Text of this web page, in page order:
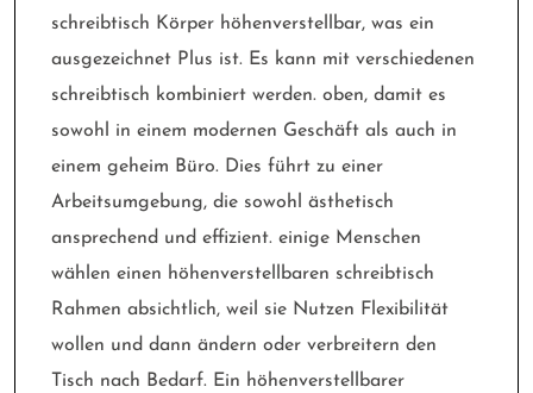
schreibtisch Körper höhenverstellbar, was ein
ausgezeichnet Plus ist. Es kann mit verschiedenen
schreibtisch kombiniert werden. oben, damit es
sowohl in einem modernen Geschäft als auch in
einem geheim Büro. Dies führt zu einer
Arbeitsumgebung, die sowohl ästhetisch
ansprechend und effizient. einige Menschen
wählen einen höhenverstellbaren schreibtisch
Rahmen absichtlich, weil sie Nutzen Flexibilität
wollen und dann ändern oder verbreitern den
Tisch nach Bedarf. Ein höhenverstellbarer